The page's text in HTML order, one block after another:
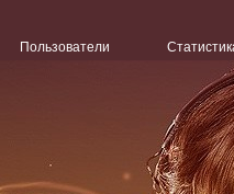
Пользователи